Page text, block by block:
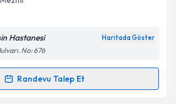
işlenmesine ilişkin
ve kişisel verilerimin belirtilen
Hastanesi Haritada Göster
No: 676
Randevu Talep Et
Talebi